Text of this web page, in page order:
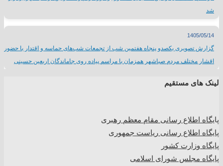
شد
1405/05/14
گزارش تصویری یکصدو پنجاه هفتمین شب از تجمعات شب‌های حماسه و اقتدار با حضور
اقشار مختلف مردم صباشهر همزمان با مراسم پیاده روی جاماندگان اربعین حسینی
لینک های مستقیم
پایگاه اطلاع رسانی مقام معظم رهبری
پایگاه اطلاع رسانی ریاست جمهوری
پایگاه وزارت کشور
پایگاه مجلس شورای اسلامی